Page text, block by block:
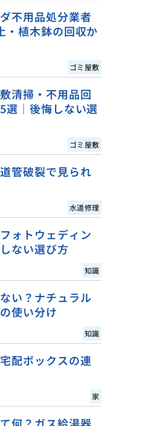
不用品処分業者
・植木鉢の回収か
ゴミ屋敷
清掃・不用品回
選｜後悔しない選
ゴミ屋敷
管破裂で見られ
水道修理
ォトウェディン
ない選び方
知識
い？ナチュラル
使い分け
知識
配ボックスの連
家